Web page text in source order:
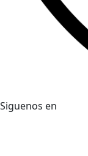
Siguenos en